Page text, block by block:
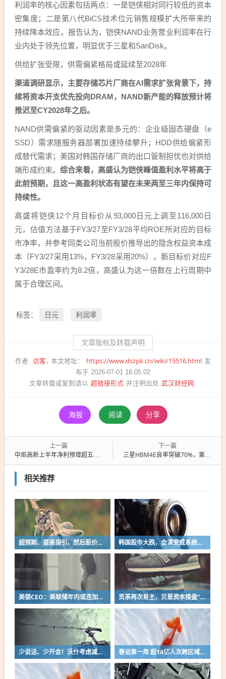
利润率的核心因素包括两点：一是铠侠相对同行较低的资本
密集度；二是第八代BiCS技术位元销售规模扩大所带来的
持续降本效应。报告认为，铠侠NAND业务营业利润率在行
业内处于领先位置，明显优于三星和SanDisk。
供给扩张受限，供需偏紧格局或延续至2028年
渠道调研显示，主要存储芯片厂商在AI需求扩张背景下，持
续将资本开支优先投向DRAM，NAND新产能的释放预计将
推迟至CY2028年之后。
NAND供需偏紧的驱动因素是多元的：企业级固态硬盘（e
SSD）需求随服务器部署加速持续攀升；HDD供给偏紧形
成替代需求；美国对韩国存储厂商的出口管制担忧也对供给
端形成约束。 综合来看，高盛认为铠侠峰值盈利水平将高于
此前预期，且这一高盈利状态有望在未来两至三年内保持可
持续性。
高盛将铠侠12个月目标价从93,000日元上调至116,000日
元，估值方法基于FY3/27至FY3/28平均ROE所对应的目标
市净率，并参考同类公司当前股价推导出的隐含权益资本成
本（FY3/27采用13%，FY3/28采用20%）。新目标价对应F
Y3/28E市盈率约为8.2倍，高盛认为这一倍数在上行周期中
属于合理区间。
标签： 日元 利润率
文章版权及转载声明
作者: 访客 本文地址： https://www.dszpk.cn/wiki/15516.html 发
布于 2026-07-01 16:05:02
文章转载或复制请以 超链接形式 并注明出处 武汉财经网
海报 阅读 分享
上一篇
中炬高新上半年净利预增超五成，渠道调整进入收获期
下一篇
三星HBM4E良率突破70%，第七代AI内存开发进入稳定阶段
相关推荐
超预期、提高指引，然后股价暴跌——西部数据与闪迪的财报，揭开了这轮存储周期的裂痕 韩国股市大跌，会演变成系统性金融风暴吗？惠誉：短期影响有限，但房地产和券商值得警惕
美银CEO：美联储年内或连加三次息，但AI投资不会因高利率踩刹车 贡茶再次易主，贝恩资本接盘“新茶饮祖师爷”全球网络
少说话、少开会！沃什考虑减少美联储议息会议次数，市场动荡或加剧 春运第一周 超14亿人次跨区域出行